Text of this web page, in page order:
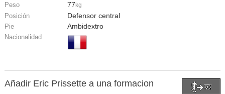
Peso 77 kg
Posición Defensor central
Pie Ambidextro
Nacionalidad
Añadir Eric Prissette a una formacion